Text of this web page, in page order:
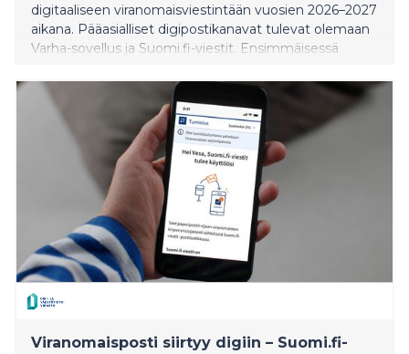
digitaaliseen viranomaisviestintään vuosien 2026–2027
aikana. Pääasialliset digipostikanavat tulevat olemaan
Varha-sovellus ja Suomi.fi-viestit. Ensimmäisessä
hallintopäätöksistä.
Viranomaisposti siirtyy digiin – Suomi.fi-